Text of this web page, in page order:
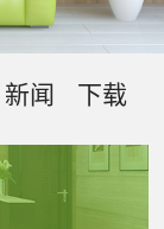
新闻 下载